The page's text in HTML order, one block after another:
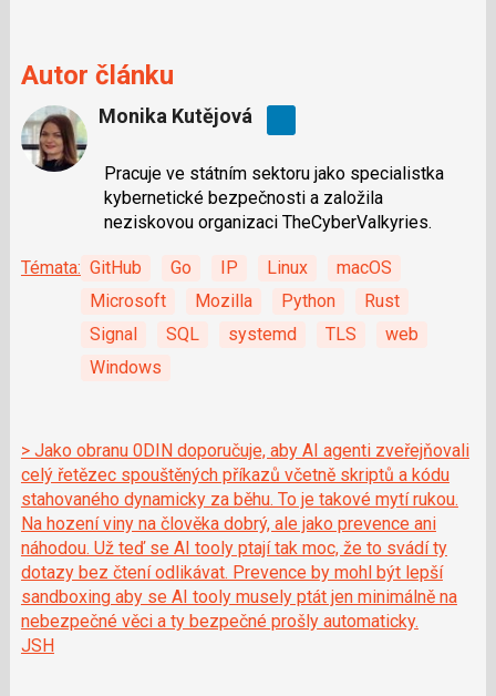
Autor článku
Monika Kutějová
Pracuje ve státním sektoru jako specialistka
kybernetické bezpečnosti a založila
neziskovou organizaci TheCyberValkyries.
Témata: GitHub Go IP Linux
macOS
Microsoft
Mozilla Python
Rust
Signal
SQL systemd TLS
web
Windows
> Jako obranu 0DIN doporučuje, aby AI agenti zveřejňovali
celý řetězec spouštěných příkazů včetně skriptů a kódu
stahovaného dynamicky za běhu. To je takové mytí rukou.
Na hození viny na člověka dobrý, ale jako prevence ani
náhodou. Už teď se AI tooly ptají tak moc, že to svádí ty
dotazy bez čtení odlikávat. Prevence by mohl být lepší
sandboxing aby se AI tooly musely ptát jen minimálně na
nebezpečné věci a ty bezpečné prošly automaticky.
JSH